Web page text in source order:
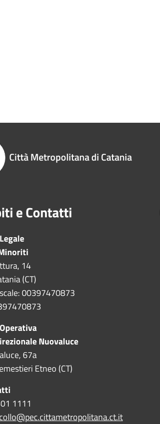
Città Metropolitana di Catania
e Contatti
14
(CT)
00397470873
Nuovaluce
67a
Etneo (CT)
1111